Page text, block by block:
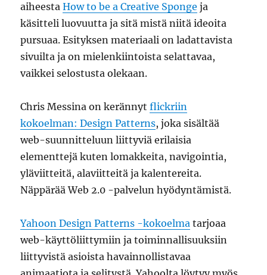
aiheestaHow to be a Creative Sponge ja
käsitteli luovuutta ja sitä mistä niitä ideoita
pursuaa. Esityksen materiaali on ladattavista
sivuilta ja on mielenkiintoista selattavaa,
vaikkei selostusta olekaan.
Chris Messina on kerännytflickriin
kokoelman: Design Patterns, joka sisältää
web-suunnitteluun liittyviä erilaisia
elementtejä kuten lomakkeita, navigointia,
yläviitteitä, alaviitteitä ja kalentereita.
Näppärää Web 2.0 -palvelun hyödyntämistä.
Yahoon Design Patterns -kokoelma tarjoaa
web-käyttöliittymiin ja toiminnallisuuksiin
liittyvistä asioista havainnollistavaa